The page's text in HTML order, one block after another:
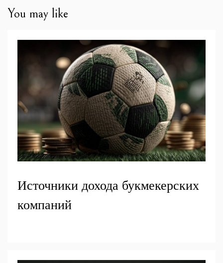
You may like
Источники дохода букмекерских
компаний